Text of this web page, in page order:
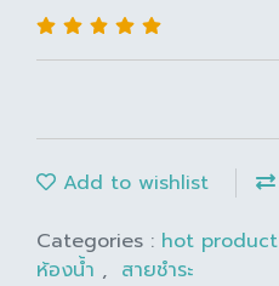
Add to wishlist
Categories : hot product
ห้องน้ำ , สายชำระ